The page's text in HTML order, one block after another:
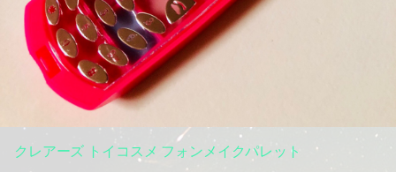
クレアーズ トイコスメ フォンメイクパレット